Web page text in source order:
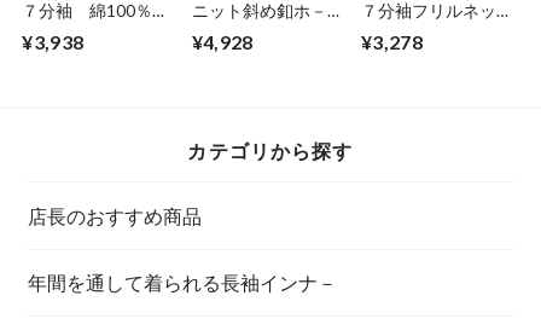
７分袖 綿100％花
柄ブラウス（婦人）
¥3,938
ニット斜め釦ホ－ル
V首ベスト①（婦
人）
¥4,928
７分袖フリルネック
ブラウス（婦人）
¥3,278
カテゴリから探す
店長のおすすめ商品
年間を通して着られる長袖インナ－